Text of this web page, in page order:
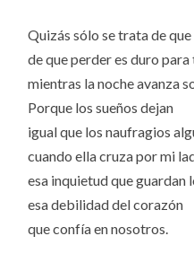
Quizás sólo se trata de que
de que perder es duro para
mientras la noche avanza
Porque los sueños dejan
igual que los naufragios
cuando ella cruza por mi
esa inquietud que guardan
esa debilidad del corazón
que confía en nosotros.